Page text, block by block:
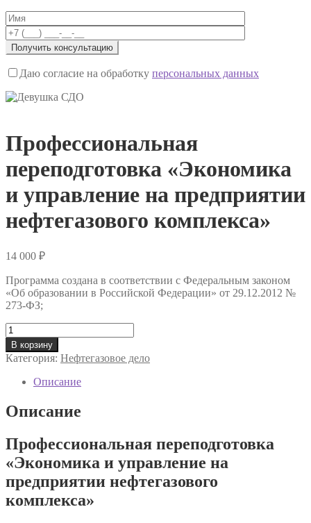
Даю согласие на обработку персональных данных
Профессиональная
переподготовка «Экономика
и управление на предприятии
нефтегазового комплекса»
14 000 ₽
Программа создана в соответствии с Федеральным законом
«Об образовании в Российской Федерации» от 29.12.2012 №
273-ФЗ;
Количество
товара
Профессиональная
переподготовка
«Экономика
управление
на
нефтегазового
комплекса»
В корзину
Категория: Нефтегазовое дело
Описание
Описание
Профессиональная переподготовка
«Экономика и управление на
предприятии нефтегазового
комплекса»